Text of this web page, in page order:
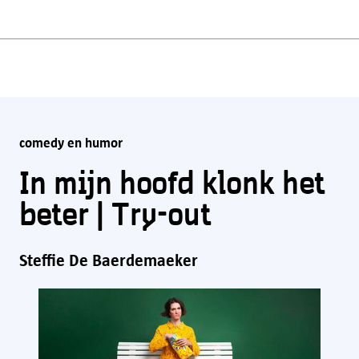
comedy en humor
In mijn hoofd klonk het
beter | Try-out
Steffie De Baerdemaeker